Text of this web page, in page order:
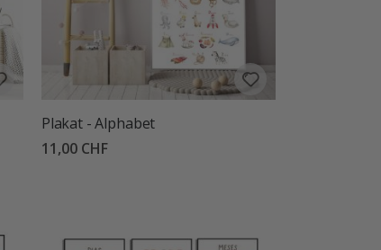
Plakat - Alphabet
11,00 CHF